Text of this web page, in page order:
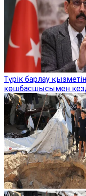
Түрік барлау
көшбасшысымен